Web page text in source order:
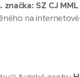
značka: SZ CJ
na